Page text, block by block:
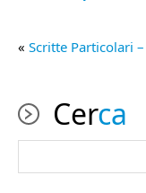
« Scritte Particolari
Cerca